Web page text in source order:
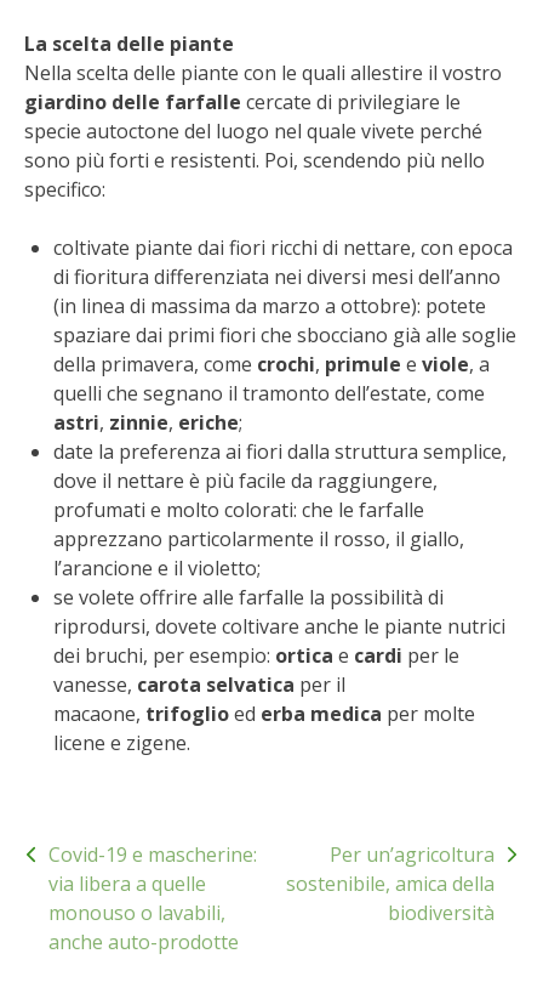
HUSQVARNA
ZAPI GARDEN
BENZA
THERMACELL
TAP TRAP
IL MIO ORTO
ANIMALI UMANI E NON UMANI
IL MIO 2025
COLTIVARE L’OLIVO
CORMIK
VIGNETO BIO
GARDENA
VERONESI
RIMANI A CONTATTO CON LA NATURA
La scelta delle piante
Nella scelta delle piante con le quali allestire il vostro
giardino delle farfalle cercate di privilegiare le
specie autoctone del luogo nel quale vivete perché
sono più forti e resistenti. Poi, scendendo più nello
specifico:
coltivate piante dai fiori ricchi di nettare, con epoca
di fioritura differenziata nei diversi mesi dell’anno
(in linea di massima da marzo a ottobre): potete
spaziare dai primi fiori che sbocciano già alle soglie
della primavera, come crochi, primule e viole, a
quelli che segnano il tramonto dell’estate, come
astri, zinnie, eriche;
date la preferenza ai fiori dalla struttura semplice,
dove il nettare è più facile da raggiungere,
profumati e molto colorati: che le farfalle
apprezzano particolarmente il rosso, il giallo,
l’arancione e il violetto;
se volete offrire alle farfalle la possibilità di
riprodursi, dovete coltivare anche le piante nutrici
dei bruchi, per esempio: ortica e cardi per le
vanesse, carota selvatica per il
macaone, trifoglioed erba medica per molte
licene e zigene.
articoli
Covid-19 e mascherine:
via libera a quelle
monouso o lavabili,
anche auto-prodotte
Per un’agricoltura
sostenibile, amica della
biodiversità